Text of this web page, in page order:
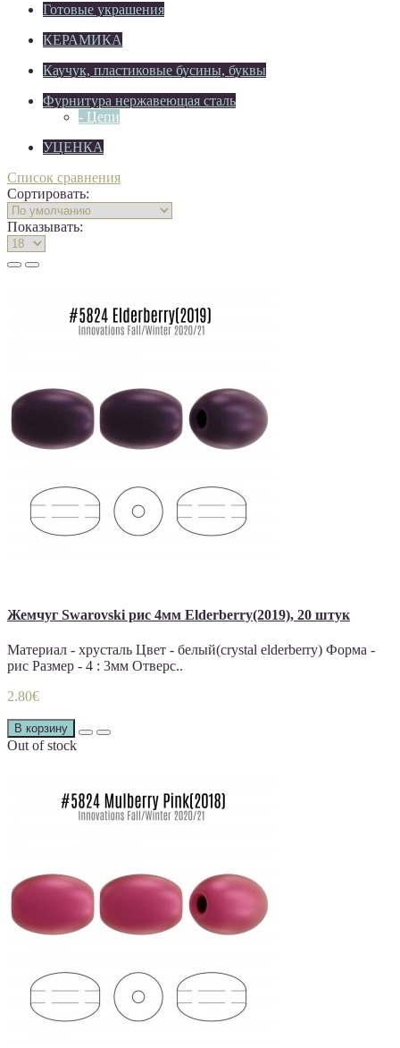
Готовые украшения
КЕРАМИКА
Каучук, пластиковые бусины, буквы
Фурнитура нержавеющая сталь
- Цепи
УЦЕНКА
Список сравнения
Сортировать:
Показывать:
Жемчуг Swarovski рис 4мм Elderberry(2019), 20 штук
Материал - хрусталь Цвет - белый(crystal elderberry) Форма -
рис Размер - 4 : 3мм Отверс..
2.80€
В корзину
Out of stock